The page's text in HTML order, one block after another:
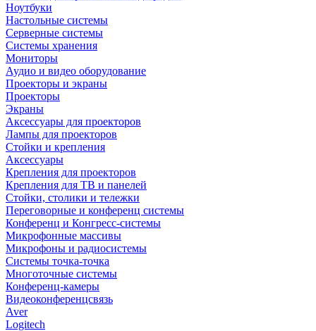
Ноутбуки
Настольные системы
Серверные системы
Системы хранения
Мониторы
Аудио и видео оборудование
Проекторы и экраны
Проекторы
Экраны
Аксессуары для проекторов
Лампы для проекторов
Стойки и крепления
Аксессуары
Крепления для проекторов
Крепления для ТВ и панелей
Стойки, столики и тележки
Переговорные и конференц системы
Конференц и Конгресс-системы
Микрофонные массивы
Микрофоны и радиосистемы
Системы точка-точка
Многоточные системы
Конференц-камеры
Видеоконференцсвязь
Aver
Logitech